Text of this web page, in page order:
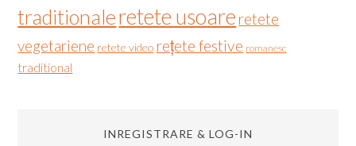
traditionaleretete usoare retete
vegetariene retete video rețete festive romanesc
traditional
INREGISTRARE & LOG-IN